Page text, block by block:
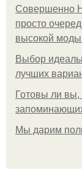
Совершенно
просто
высокой
Выбор
лучших
Готовы ли
Мы дарим